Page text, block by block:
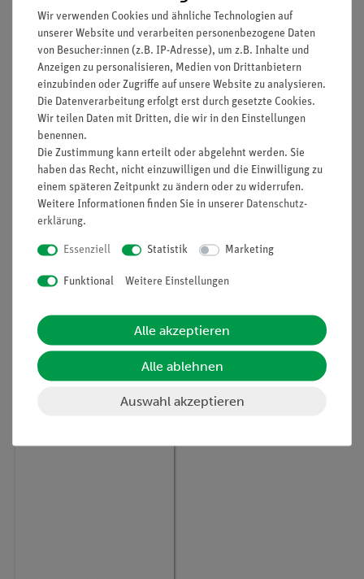
Datenrate: 50 Hz
Bluetooth-Version: 5.0
Eine pH-Elektrode ist nicht Teil des Lieferumfangs,
sondern ist separat erhältlich.
Der Sensor enthält einen über USB-C aufladbaren
Lithium-Polymer-Akku.
Inklusive 3 Klemmschrauben für die Befestigung an
Stativen.
Versuche
Zubehör
Kunden interessierten sich auch
Wir verwenden Cookies und ähnliche Technologien auf
unserer Website und verarbeiten personenbezogene Daten
von Besucher:innen (z.B. IP-Adresse), um z.B. Inhalte und
Anzeigen zu personalisieren, Medien von Drittanbietern
einzubinden oder Zugriffe auf unsere Website zu analysieren.
Die Datenverarbeitung erfolgt erst durch gesetzte Cookies.
Wir teilen Daten mit Dritten, die wir in den Einstellungen
benennen.
Die Zustimmung kann erteilt oder abgelehnt werden. Sie
haben das Recht, nicht einzuwilligen und die Einwilligung zu
einem späteren Zeitpunkt zu ändern oder zu widerrufen.
Weitere Informationen finden Sie in unserer Daten­schutz­
erklärung.
Essenziell Statistik Marketing
Funktional Weitere Einstellungen
Alle akzeptieren
Alle ablehnen
Auswahl akzeptieren